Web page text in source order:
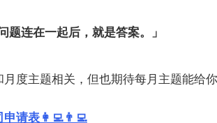
题连在一起后，就是答案。」
度主题相关，但也期待每月主题能给
申请表👩‍💻👨‍💻